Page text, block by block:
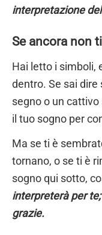
interpretazione
Se ancora non
Hai letto i simboli,
dentro. Se sai dire
segno o un
il tuo sogno per
Ma se ti è
tornano, o se ti è
sogno qui sotto,
interpreterà per
grazie.